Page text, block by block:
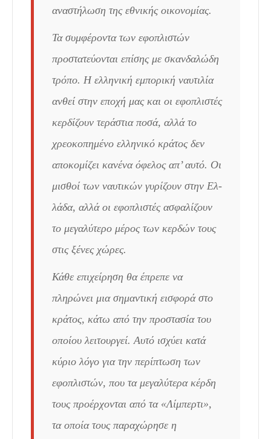
αναστήλωση της εθνικής οικονομίας.
Τα συμφέροντα των εφοπλιστών
προστατεύονται επίσης με σκανδαλώδη
τρόπο. Η ελληνική εμπορική ναυτιλία
ανθεί στην εποχή μας και οι εφοπλιστές
κερδίζουν τεράστια ποσά, αλλά το
χρεοκοπημένο ελληνικό κράτος δεν
απο­κομίζει κανένα όφελος απ’ αυτό. Οι
μισθοί των ναυτικών γυρίζουν στην Ελ­
λάδα, αλλά οι εφοπλιστές ασφαλίζουν
το μεγαλύτερο μέρος των κερδών τους
στις ξένες χώρες.
Κάθε επιχείρηση θα έπρεπε να
πληρώνει μια σημαντική εισφορά στο
κρά­τος, κάτω από την προστασία του
οποίου λειτουργεί. Αυτό ισχύει κατά
κύριο λόγο για την περίπτωση των
εφοπλιστών, που τα μεγαλύτερα κέρδη
τους προέρχονται από τα «Λίμπερτι»,
τα οποία τους παραχώρησε η